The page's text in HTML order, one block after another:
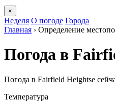
×
Неделя О погоде Города
Главная › Определение
Погода в
Погода в Fairfield Heightsе
Температура